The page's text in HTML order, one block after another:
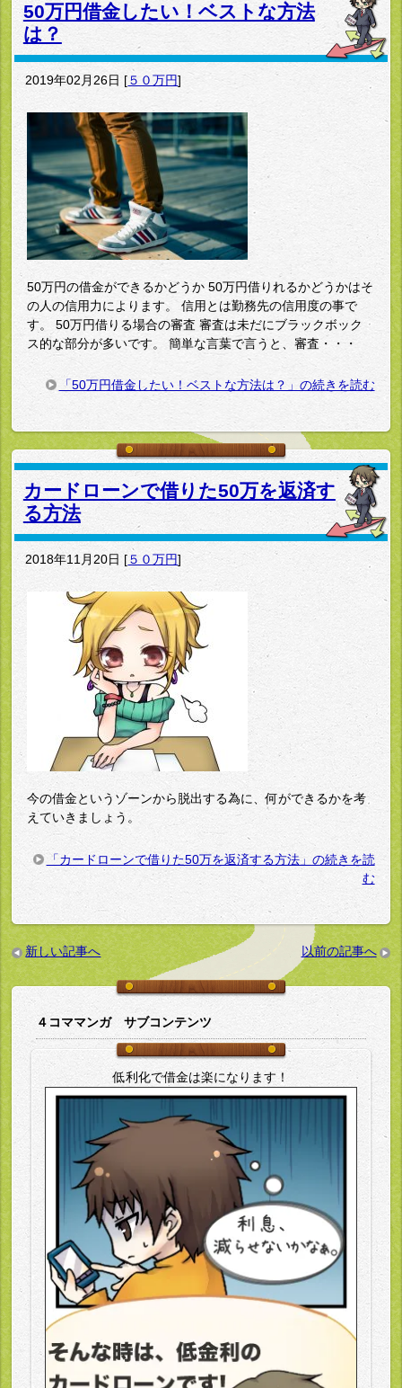
50万円借金したい！ベストな方法
は？
2019年02月26日 [５０万円]
50万円の借金ができるかどうか 50万円借りれるかどうかはそ
の人の信用力によります。 信用とは勤務先の信用度の事で
す。 50万円借りる場合の審査 審査は未だにブラックボック
ス的な部分が多いです。 簡単な言葉で言うと、審査・・・
「50万円借金したい！ベストな方法は？」の続きを読む
カードローンで借りた50万を返済す
る方法
2018年11月20日 [５０万円]
今の借金というゾーンから脱出する為に、何ができるかを考
えていきましょう。
「カードローンで借りた50万を返済する方法」の続きを読
む
以前の記事へ
新しい記事へ
４コママンガ サブコンテンツ
低利化で借金は楽になります！